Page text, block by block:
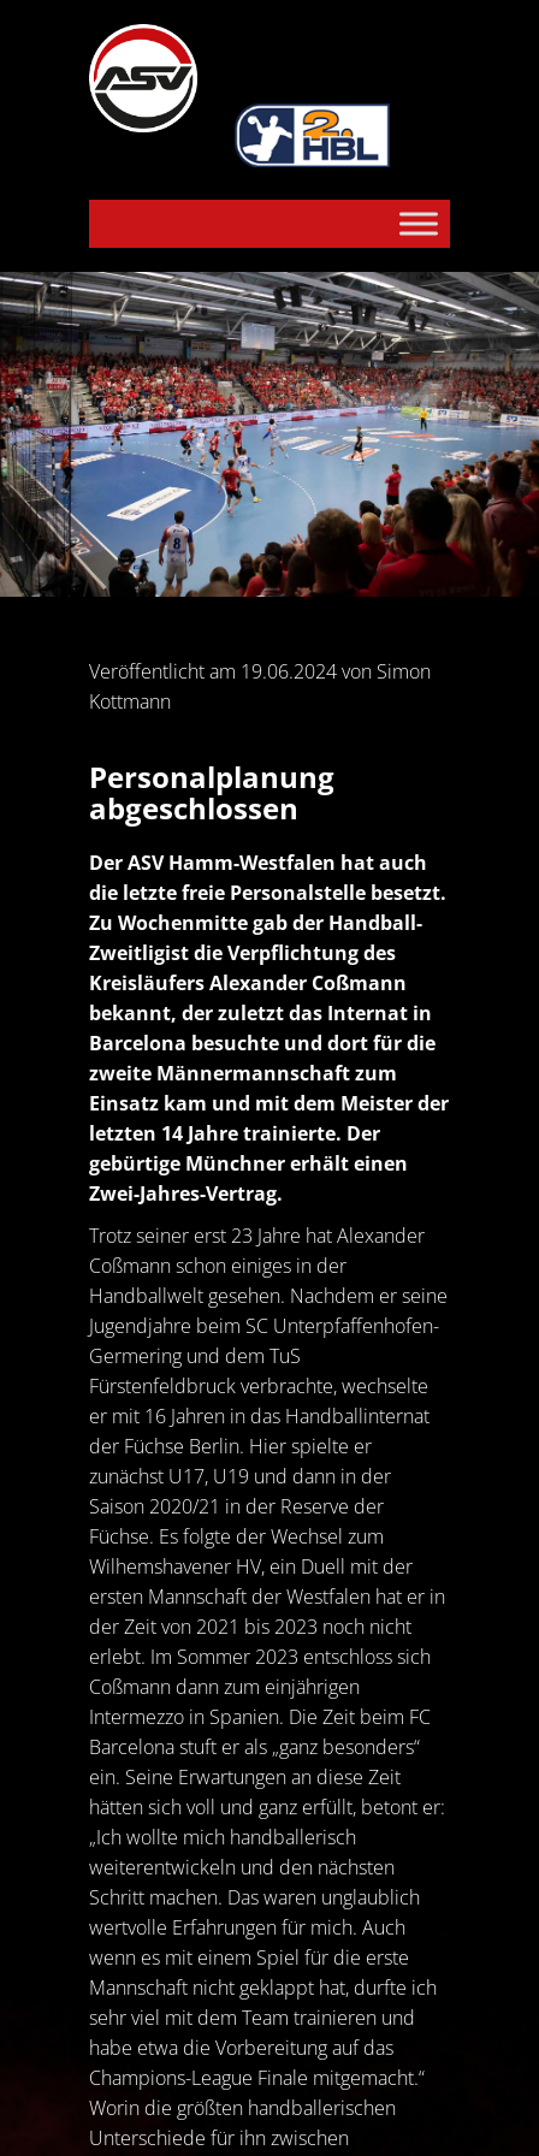
Veröffentlicht am 19.06.2024 von Simon
Kottmann
Personalplanung
abgeschlossen
Der ASV Hamm-Westfalen hat auch
die letzte freie Personalstelle besetzt.
Zu Wochenmitte gab der Handball-
Zweitligist die Verpflichtung des
Kreisläufers Alexander Coßmann
bekannt, der zuletzt das Internat in
Barcelona besuchte und dort für die
zweite Männermannschaft zum
Einsatz kam und mit dem Meister der
letzten 14 Jahre trainierte. Der
gebürtige Münchner erhält einen
Zwei-Jahres-Vertrag.
Trotz seiner erst 23 Jahre hat Alexander
Coßmann schon einiges in der
Handballwelt gesehen. Nachdem er seine
Jugendjahre beim SC Unterpfaffenhofen-
Germering und dem TuS
Fürstenfeldbruck verbrachte, wechselte
er mit 16 Jahren in das Handballinternat
der Füchse Berlin. Hier spielte er
zunächst U17, U19 und dann in der
Saison 2020/21 in der Reserve der
Füchse. Es folgte der Wechsel zum
Wilhemshavener HV, ein Duell mit der
ersten Mannschaft der Westfalen hat er in
der Zeit von 2021 bis 2023 noch nicht
erlebt. Im Sommer 2023 entschloss sich
Coßmann dann zum einjährigen
Intermezzo in Spanien. Die Zeit beim FC
Barcelona stuft er als „ganz besonders“
ein. Seine Erwartungen an diese Zeit
hätten sich voll und ganz erfüllt, betont er:
„Ich wollte mich handballerisch
weiterentwickeln und den nächsten
Schritt machen. Das waren unglaublich
wertvolle Erfahrungen für mich. Auch
wenn es mit einem Spiel für die erste
Mannschaft nicht geklappt hat, durfte ich
sehr viel mit dem Team trainieren und
habe etwa die Vorbereitung auf das
Champions-League Finale mitgemacht.“
Worin die größten handballerischen
Unterschiede für ihn zwischen